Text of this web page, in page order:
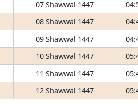
07 Shawwal 1447
08 Shawwal 1447
09 Shawwal 1447
10 Shawwal 1447
11 Shawwal 1447
12 Shawwal 1447